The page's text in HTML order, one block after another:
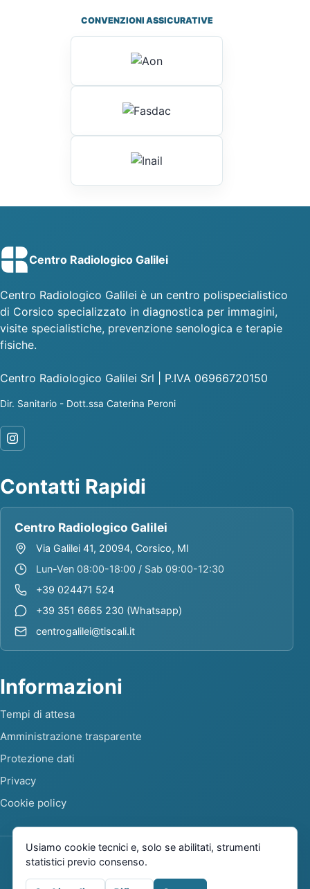
CONVENZIONI ASSICURATIVE
Centro Radiologico Galilei
Centro Radiologico Galilei è un centro polispecialistico
di Corsico specializzato in diagnostica per immagini,
visite specialistiche, prevenzione senologica e terapie
fisiche.
Centro Radiologico Galilei Srl | P.IVA 06966720150
Dir. Sanitario - Dott.ssa Caterina Peroni
Contatti Rapidi
Centro Radiologico Galilei
Via Galilei 41, 20094, Corsico, MI
Lun-Ven 08:00-18:00 / Sab 09:00-12:30
+39 024471 524
+39 351 6665 230 (Whatsapp)
centrogalilei@tiscali.it
Informazioni
Tempi di attesa
Amministrazione trasparente
Protezione dati
Privacy
Cookie policy
Usiamo cookie tecnici e, solo se abilitati, strumenti
statistici previo consenso.